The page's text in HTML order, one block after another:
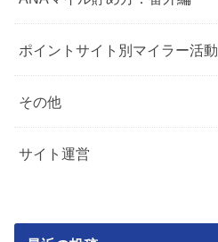
ポイントサイト別マイラー活動
その他
サイト運営